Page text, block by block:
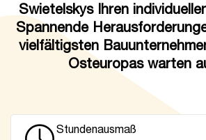
Swietelskys Ihren
Spannende
vielfältigsten
Osteuropas warten
Stundenausmaß